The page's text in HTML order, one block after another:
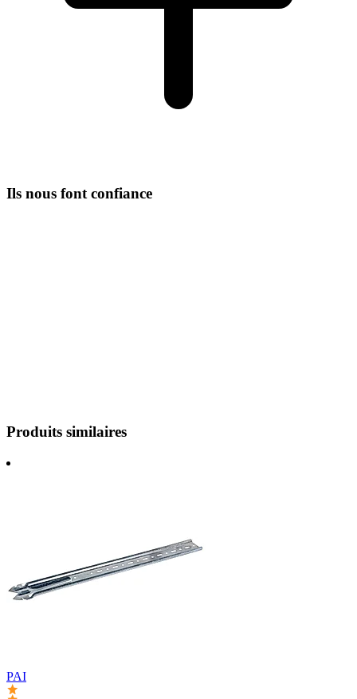
Ils nous font confiance
Produits similaires
PAI